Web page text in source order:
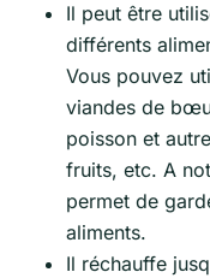
Il peut être
différents
Vous pouvez
viandes de
poisson et
fruits, etc. A
permet de
aliments.
Il réchauffe